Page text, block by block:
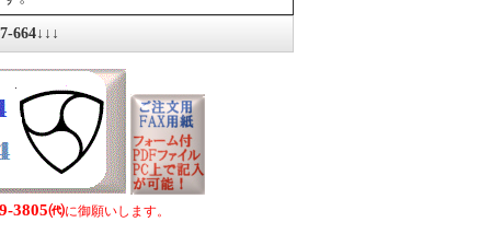
664↓↓↓
3805㈹に御願いします。